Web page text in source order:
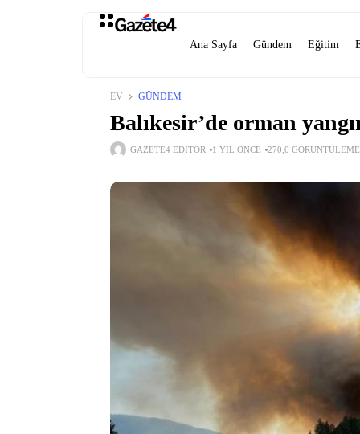
Ana Sayfa Gündem Eğitim
EV GÜNDEM
Balıkesir’de orman
GAZETE4 EDITÖR 1 YIL ÖNCE 270,0 GÖRÜNTÜLEME